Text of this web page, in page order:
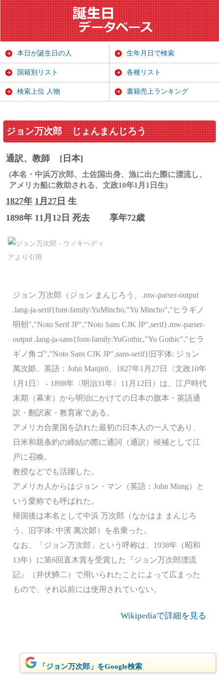
ジョン万次郎 じょんまんじろう
通訳、教師 [日本]
(本名・中浜万次郎、土佐国出身、漁に出た際に漂流し、
アメリカ船に救助される、文政10年1月1日生)
1827年 1月27日 生
1898年 11月12日 死去
享年72歳
ジョン 万次郎（ジョン まんじろう、.mw-parser-output
.lang-ja-serif{font-family:YuMincho,"Yu Mincho","ヒラギノ
明朝","Noto Serif JP","Noto Sans CJK JP",serif}.mw-parser-
output .lang-ja-sans{font-family:YuGothic,"Yu Gothic","ヒラ
ギノ角ゴ","Noto Sans CJK JP",sans-serif}旧字体: ジョン
萬次󠄁郞、英語：John Manjirō、1827年1月27日〈文政10年
1月1日〉 - 1898年〈明治31年〉11月12日）は、江戸時代
末期（幕末）から明治にかけての日本の旗本・英語通
訳・翻訳家・教育家である。
アメリカ合衆国を訪れた最初の日本人の一人であり、
日米和親条約の締結の際に通詞（通訳）候補として江
戸に召喚。
教授などでも活躍した。
アメリカ人からはジョン・マン（英語：John Mung）と
いう愛称でも呼ばれた。
帰国後は本名として中浜 万次郎（なかはま まんじろ
う、旧字体: 中濱 萬次󠄁郞）を名乗った。
なお、「ジョン万次郎」という呼称は、1938年（昭和
13年）に第6回直木賞を受賞した『ジョン万次郎漂流
記』（井伏鱒二）で用いられたことによって広まった
もので、それ以前には使用されていない。
Wikipediaで詳細を見る
「ジョン万次郎」をGoogle検索
本日が誕生日の人 生年月日で検索
国籍別リスト 各種リスト
検索上位 人物 書籍売上ランキング